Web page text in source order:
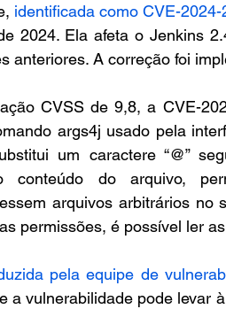
identificada como CVE-2024-
2024. Ela afeta o Jenkins
anteriores. A correção foi
CVSS de 9,8, a CVE-
args4j usado pela
um caractere “@”
conteúdo do arquivo,
arquivos arbitrários no
permissões, é possível ler
pela equipe de
a vulnerabilidade pode levar